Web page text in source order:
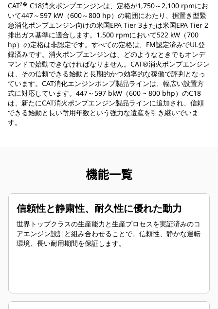
CAT?� C18消火ポンプエンジンは、定格が1,750～2,100 rpmにお
いて447～597 kW（600～800 hp）の範囲にわたり、据置き型緊
急消化ポンプエンジン向けの米国EPA Tier 3または米国EPA Tier 2
排出ガス基準に適合します。1,500 rpmにおいて522 kW（700
hp）の定格は非認定です。すべての定格は、FM認定済みでUL登
録済みです。消火ポンプエンジンは、どのようなときでもオンデ
マンドで始動できなければなりません。CAT®消火ポンプエンジン
は、その信頼できる始動と長期的かつ効率的な稼働で評判となっ
ています。CAT消化エンジンポンプ製品ラインは、幅広い設置方
式に対応しています。447～597 bkW（600 ~ 800 bhp）のC18
は、新たにCAT消火ポンプエンジン製品ラインに追加され、信頼
できる始動と長い耐用年数という強力な遺産を引き継いでいま
す。
機能一覧
信頼性と静粛性、耐久性に優れた動力
世界トップクラスの生産能力と生産プロセスを実証済みのコ
アエンジン設計と組み合わせることで、信頼性、静かな運転
環境、長い耐用期間を保証します。